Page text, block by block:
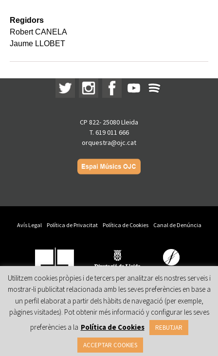
Regidors
Robert CANELA
Jaume LLOBET
CP 822- 25080 Lleida
T. 619 011 666
orquestra@ojc.cat
Amb el suport
Avís Legal Política de Privacitat Política de Cookies Canal de Denúncia
Utilitzem cookies pròpies i de tercers per analitzar els nostres serveis i
mostrar-li publicitat relacionada amb les seves preferències en base a
un perfil elaborat a partir dels hàbits de navegació (per exemple,
pàgines visitades). Pot obtenir més informació y configurar les seves
preferències a la Política de Cookies REBUTJAR
ACCEPTAR COOKIES